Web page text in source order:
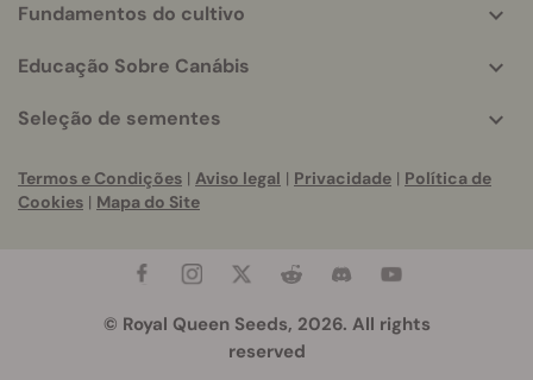
Fundamentos do cultivo
Educação Sobre Canábis
Seleção de sementes
Termos e Condições | Aviso legal | Privacidade | Política de
Cookies | Mapa do Site
© Royal Queen Seeds, 2026. All rights
reserved